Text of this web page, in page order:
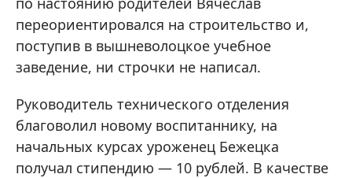
переориентировался на строительство и,
поступив в вышневолоцкое учебное
заведение, ни строчки не написал.
Руководитель технического отделения
благоволил новому воспитаннику, на
начальных курсах уроженец Бежецка
получал стипендию — 10 рублей. В качестве